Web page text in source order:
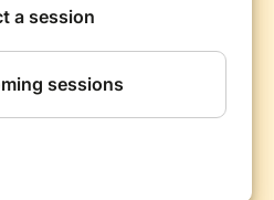
Rémi et la Totomobile, qui
aiment bouger, chanter,